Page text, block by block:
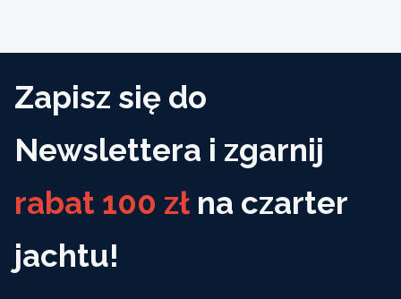
Zapisz się do
Newslettera i zgarnij
rabat 100 zł na czarter
jachtu!